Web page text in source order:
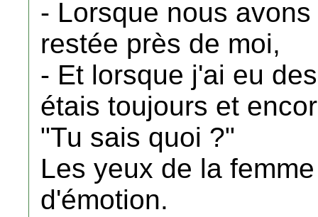
- Lorsque nous
restée près de moi,
- Et lorsque j'ai eu
étais toujours et
"Tu sais quoi ?"
Les yeux de la
d'émotion.